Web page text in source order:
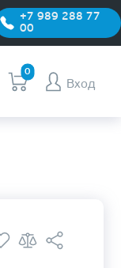
+7 989 288 77
00
0
Вход